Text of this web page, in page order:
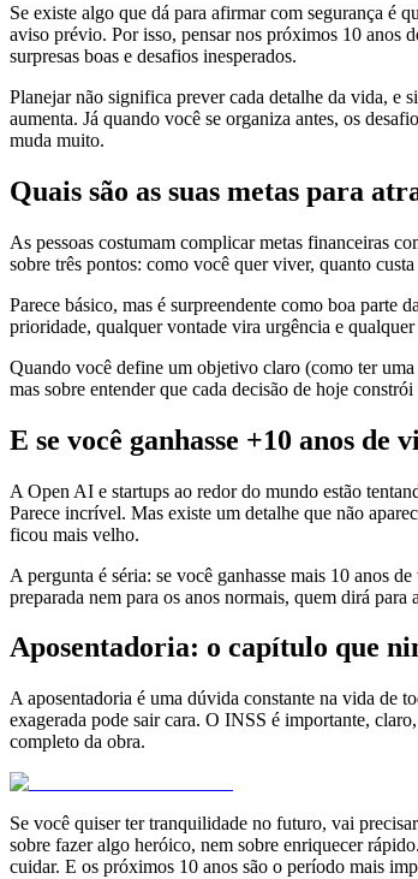
Se existe algo que dá para afirmar com segurança é
aviso prévio. Por isso, pensar nos próximos 10 anos
surpresas boas e desafios inesperados.
Planejar não significa prever cada detalhe da vida, e
aumenta. Já quando você se organiza antes, os
muda muito.
Quais são as suas metas para
As pessoas costumam complicar metas financeiras
sobre três pontos: como você quer viver, quanto
Parece básico, mas é surpreendente como boa parte
prioridade, qualquer vontade vira urgência e
Quando você define um objetivo claro (como ter
mas sobre entender que cada decisão de hoje constrói
E se você ganhasse +10 anos de
A Open AI e startups ao redor do mundo estão
Parece incrível. Mas existe um detalhe que não
ficou mais velho.
A pergunta é séria: se você ganhasse mais 10 anos
preparada nem para os anos normais, quem dirá
Aposentadoria: o capítulo que
A aposentadoria é uma dúvida constante na vida de
exagerada pode sair cara. O INSS é importante,
completo da obra.
Se você quiser ter tranquilidade no futuro, vai
sobre fazer algo heróico, nem sobre enriquecer
cuidar. E os próximos 10 anos são o período mais